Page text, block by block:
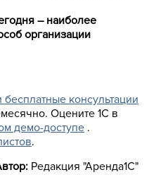
– наиболее
организации
бесплатные консультации
Оцените 1С в
демо-доступе .
.
Редакция "Аренда1С"